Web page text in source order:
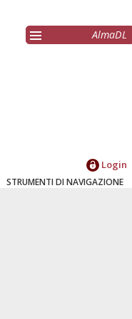
AlmaDL
Login
STRUMENTI DI NAVIGAZIONE